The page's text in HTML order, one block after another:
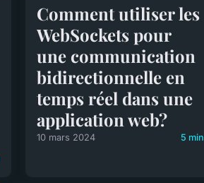
Comment utiliser les
WebSockets pour
une communication
bidirectionnelle en
temps réel dans une
application web?
10 mars 2024 5 min